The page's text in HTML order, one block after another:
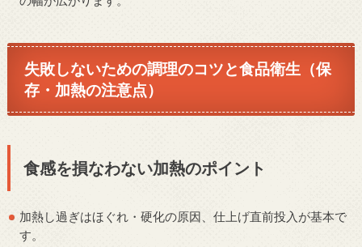
失敗しないための調理のコツと食品衛生（保
存・加熱の注意点）
食感を損なわない加熱のポイント
加熱し過ぎはほぐれ・硬化の原因、仕上げ直前投入が基本で
す。